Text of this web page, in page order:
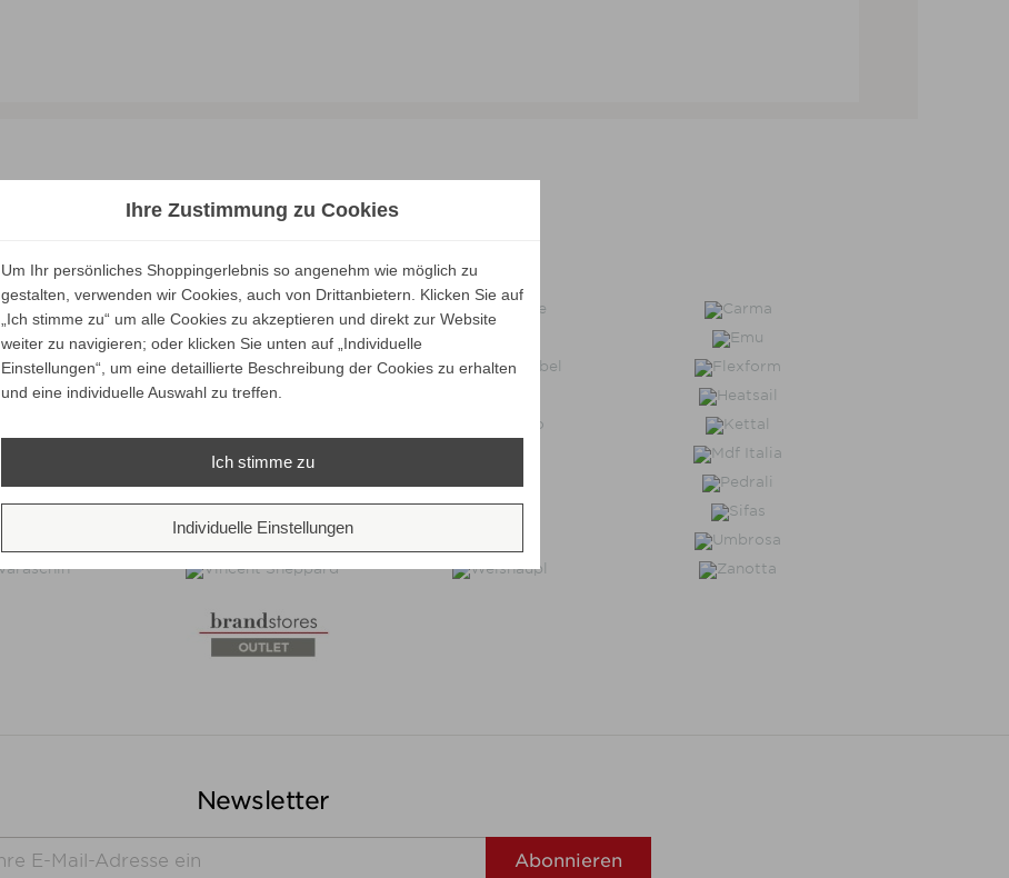
Unsere Marken
Newsletter
Abonnieren
Ihre Zustimmung zu Cookies
Um Ihr persönliches Shoppingerlebnis so angenehm wie möglich zu
gestalten, verwenden wir Cookies, auch von Drittanbietern. Klicken Sie auf
„Ich stimme zu“ um alle Cookies zu akzeptieren und direkt zur Website
weiter zu navigieren; oder klicken Sie unten auf „Individuelle
Einstellungen“, um eine detaillierte Beschreibung der Cookies zu erhalten
und eine individuelle Auswahl zu treffen.
Ich stimme zu
Individuelle Einstellungen